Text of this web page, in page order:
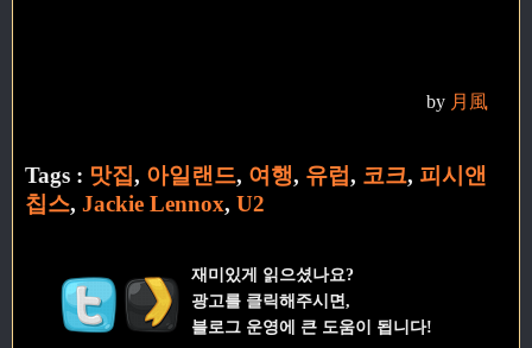
by 月風
Tags : 맛집, 아일랜드, 여행, 유럽, 코크, 피시앤
칩스, Jackie Lennox, U2
재미있게 읽으셨나요?
광고를 클릭해주시면,
블로그 운영에 큰 도움이 됩니다!